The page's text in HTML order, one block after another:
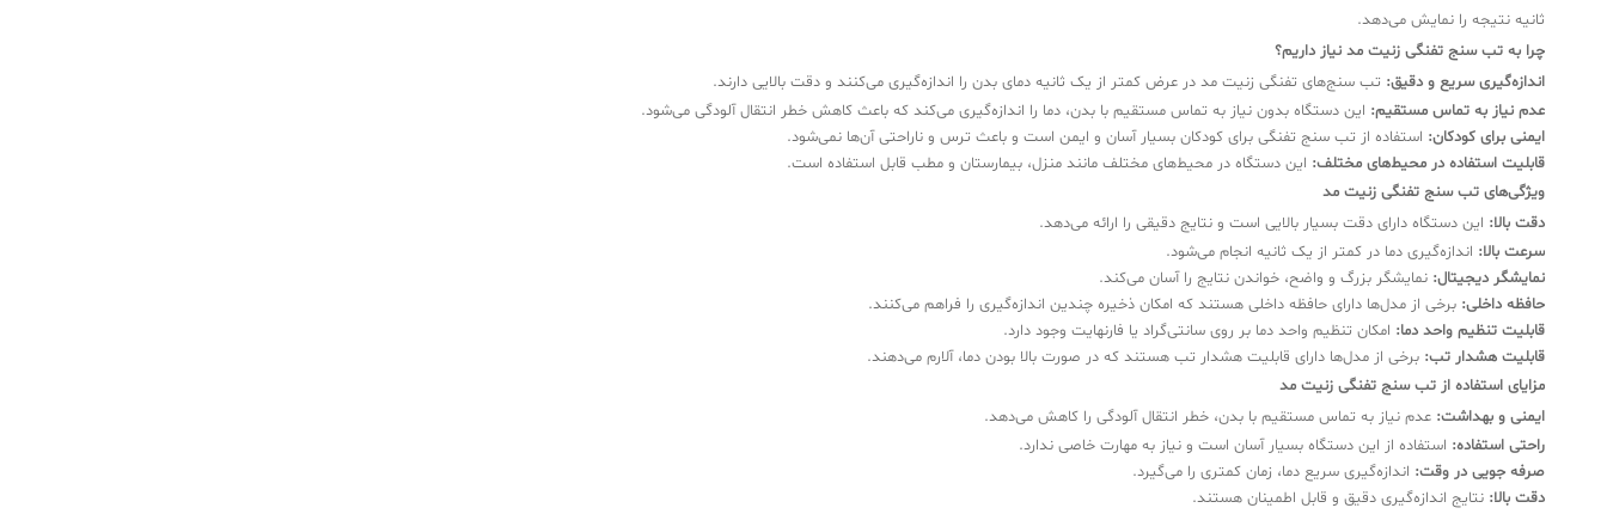
ثانیه نتیجه را نمایش می‌دهد.
چرا به تب سنج تفنگی زنیت مد نیاز داریم؟
اندازه‌گیری سریع و دقیق: تب سنج‌های تفنگی زنیت مد در عرض کمتر از یک ثانیه دمای بدن را اندازه‌گیری می‌کنند و دقت بالایی دارند.
عدم نیاز به تماس مستقیم: این دستگاه بدون نیاز به تماس مستقیم با بدن، دما را اندازه‌گیری می‌کند که باعث کاهش خطر انتقال آلودگی می‌شود.
ایمنی برای کودکان: استفاده از تب سنج تفنگی برای کودکان بسیار آسان و ایمن است و باعث ترس و ناراحتی آن‌ها نمی‌شود.
قابلیت استفاده در محیط‌های مختلف: این دستگاه در محیط‌های مختلف مانند منزل، بیمارستان و مطب قابل استفاده است.
ویژگی‌های تب سنج تفنگی زنیت مد
دقت بالا: این دستگاه دارای دقت بسیار بالایی است و نتایج دقیقی را ارائه می‌دهد.
سرعت بالا: اندازه‌گیری دما در کمتر از یک ثانیه انجام می‌شود.
نمایشگر دیجیتال: نمایشگر بزرگ و واضح، خواندن نتایج را آسان می‌کند.
حافظه داخلی: برخی از مدل‌ها دارای حافظه داخلی هستند که امکان ذخیره چندین اندازه‌گیری را فراهم می‌کنند.
قابلیت تنظیم واحد دما: امکان تنظیم واحد دما بر روی سانتی‌گراد یا فارنهایت وجود دارد.
قابلیت هشدار تب: برخی از مدل‌ها دارای قابلیت هشدار تب هستند که در صورت بالا بودن دما، آلارم می‌دهند.
مزایای استفاده از تب سنج تفنگی زنیت مد
ایمنی و بهداشت: عدم نیاز به تماس مستقیم با بدن، خطر انتقال آلودگی را کاهش می‌دهد.
راحتی استفاده: استفاده از این دستگاه بسیار آسان است و نیاز به مهارت خاصی ندارد.
صرفه جویی در وقت: اندازه‌گیری سریع دما، زمان کمتری را می‌گیرد.
دقت بالا: نتایج اندازه‌گیری دقیق و قابل اطمینان هستند.